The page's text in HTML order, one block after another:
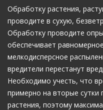
Обработку растения,
проводите в сухую,
Обработку проводите
обеспечивает
мелкодисперсное
вредители перестанут
Необходимо учесть, что
примерно на вторые сутки
растения, поэтому